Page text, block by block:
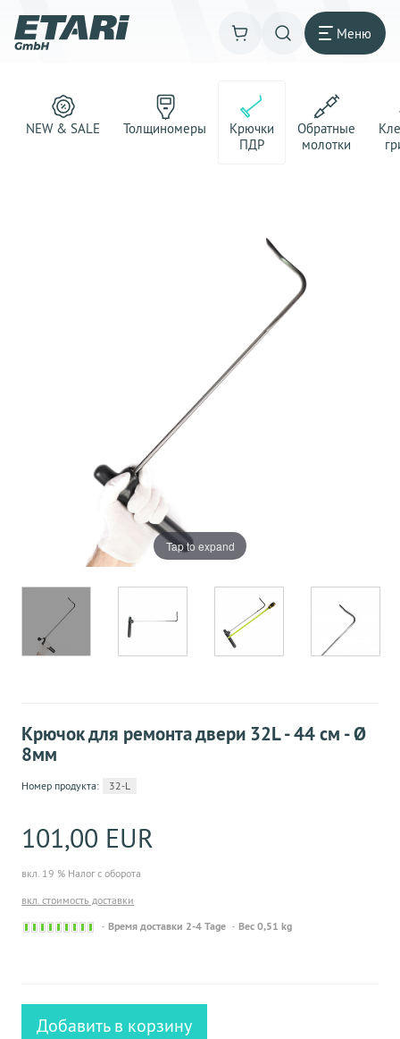
Меню
NEW & SALE Толщиномеры
Крючки
ПДР
Обратные
молотки
Tap to expand
Крючок для ремонта двери 32L - 44 см - Ø
8мм
Номер продукта: 32-L
101,00 EUR
вкл. 19 % Налог с оборота
вкл. стоимость доставки
Sofort
Время доставки 2-4 Tage Вес 0,51 kg
Добавить в корзину